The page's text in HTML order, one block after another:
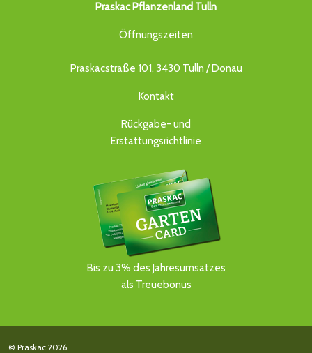
Praskac Pflanzenland Tulln
Öffnungszeiten
Praskacstraße 101, 3430 Tulln / Donau
Kontakt
Rückgabe- und
Erstattungsrichtlinie
Bis zu 3% des Jahresumsatzes
als Treuebonus
© Praskac 2026